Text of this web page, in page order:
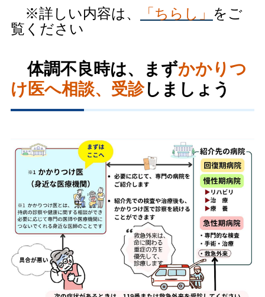
※詳しい内容は、 「ちらし」 をご
覧ください
体調不良時は、まずかかりつ
け医へ相談、受診しましょう